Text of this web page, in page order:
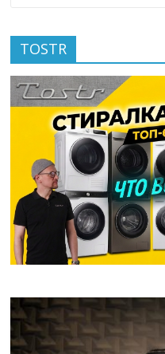
TOSTR